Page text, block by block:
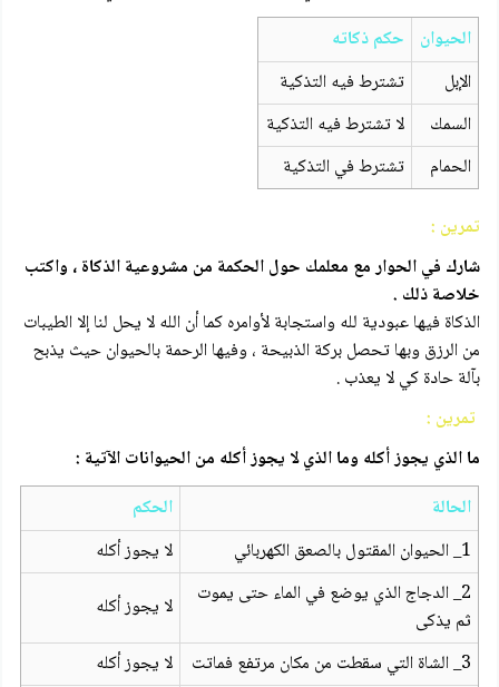
الحيوان حكم ذكاته
الإبل
تشترط فيه التذكية
السمك
لا تشترط فيه التذكية
الحمام
تشترط في التذكية
تمرين :
شارك في الحوار مع معلمك حول الحكمة من مشروعية الذكاة ، واكتب
خلاصة ذلك .
الذكاة فيها عبودية لله واستجابة لأوامره كما أن الله لا يحل لنا إلا الطيبات
من الرزق وبها تحصل بركة الذبيحة ، وفيها الرحمة بالحيوان حيث يذبح
بآلة حادة كي لا يعذب .
تمرين :
ما الذي يجوز أكله وما الذي لا يجوز أكله من الحيوانات الآتية :
الحالة
الحكم
1_ الحيوان المقتول بالصعق الكهربائي
لا يجوز أكله
2_ الدجاج الذي يوضع في الماء حتى يموت
ثم يذكى
لا يجوز أكله
3_ الشاة التي سقطت من مكان مرتفع فماتت
لا يجوز أكله